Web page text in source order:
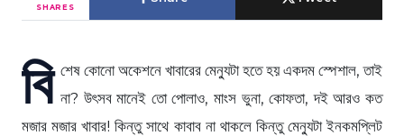
SHARES
বি শেষ কোনো অকেশনে খাবারের মেন্যুটা হতে হয় একদম স্পেশাল, তাই
না? উৎসব মানেই তো পোলাও, মাংস ভুনা, কোফতা, দই আরও কত
মজার মজার খাবার! কিন্তু সাথে কাবাব না থাকলে কিন্তু মেন্যুটা ইনকমপ্লিট